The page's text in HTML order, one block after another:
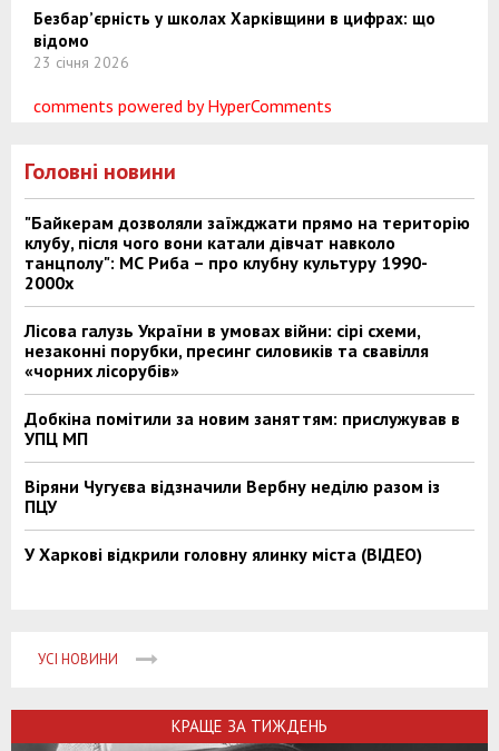
Безбар’єрність у школах Харківщини в цифрах: що
відомо
23 січня 2026
comments powered by HyperComments
Головні новини
"Байкерам дозволяли заїжджати прямо на територію
клубу, після чого вони катали дівчат навколо
танцполу": МС Риба – про клубну культуру 1990-
2000х
Лісова галузь України в умовах війни: сірі схеми,
незаконні порубки, пресинг силовиків та свавілля
«чорних лісорубів»
Добкіна помітили за новим заняттям: прислужував в
УПЦ МП
Віряни Чугуєва відзначили Вербну неділю разом із
ПЦУ
У Харкові відкрили головну ялинку міста (ВІДЕО)
УСІ НОВИНИ
КРАЩЕ ЗА ТИЖДЕНЬ